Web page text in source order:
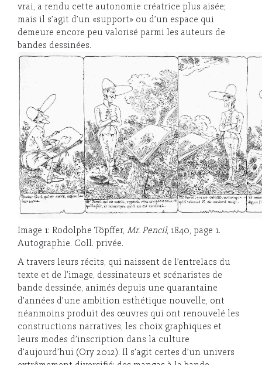
vrai, a rendu cette autonomie créatrice plus aisée;
mais il s’agit d’un «support» ou d’un espace qui
demeure encore peu valorisé parmi les auteurs de
bandes dessinées.
Image 1: Rodolphe Töpffer, Mr. Pencil, 1840, page 1.
Autographie. Coll. privée.
A travers leurs récits, qui naissent de l’entrelacs du
texte et de l’image, dessinateurs et scénaristes de
bande dessinée, animés depuis une quarantaine
d’années d’une ambition esthétique nouvelle, ont
néanmoins produit des œuvres qui ont renouvelé les
constructions narratives, les choix graphiques et
leurs modes d’inscription dans la culture
d’aujourd’hui (Ory 2012). Il s’agit certes d’un univers